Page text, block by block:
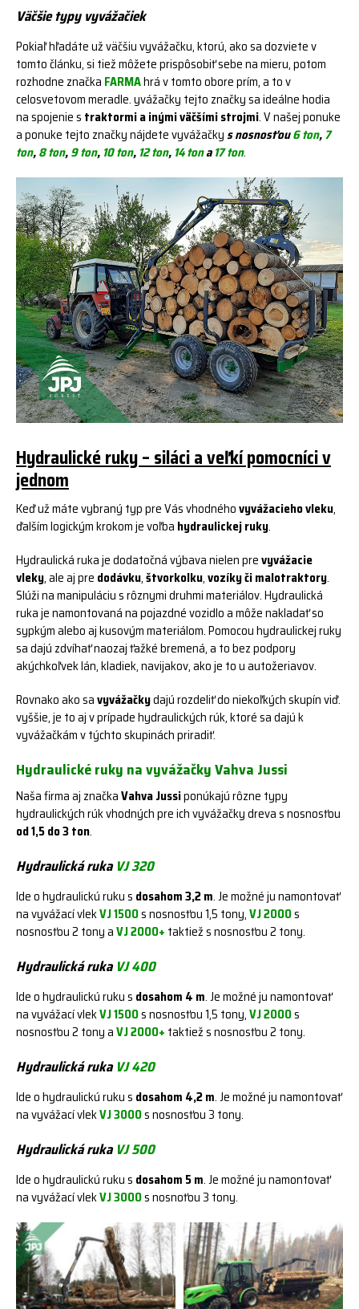
Väčšie typy vyvážačiek
Pokiaľ hľadáte už väčšiu vyvážačku, ktorú, ako sa dozviete v
tomto článku, si tiež môžete prispôsobiť sebe na mieru, potom
rozhodne značka FARMAhrá v tomto obore prím, a to v
celosvetovom meradle. yvážačky tejto značky sa ideálne hodia
na spojenie s traktormi a inými väčšími strojmi. V našej ponuke
a ponuke tejto značky nájdete vyvážačkys nosnosťou6 ton,7
ton,8 ton,9 ton, 10 ton, 12 ton, 14 tona17 ton.
Hydraulické ruky – siláci a veľkí pomocníci v
jednom
Keď už máte vybraný typ pre Vás vhodnéhovyvážacieho vleku,
ďalším logickým krokom je voľba hydraulickej ruky.
Hydraulická ruka je dodatočná výbava nielen prevyvážacie
vleky, ale aj pre dodávku,štvorkolku,vozíky či malotraktory.
Slúži na manipuláciu s rôznymi druhmi materiálov. Hydraulická
ruka je namontovaná na pojazdné vozidlo a môže nakladať so
sypkým alebo aj kusovým materiálom. Pomocou hydraulickej ruky
sa dajú zdvíhať naozaj ťažké bremená, a to bez podpory
akýchkoľvek lán, kladiek, navijakov, ako je to u autožeriavov.
Rovnako ako savyvážačkydajú rozdeliť do niekoľkých skupín viď.
vyššie, je to aj v prípade hydraulických rúk, ktoré sa dajú k
vyvážačkám v týchto skupinách priradiť.
Hydraulické ruky na vyvážačky Vahva Jussi
Naša firma aj značkaVahva Jussiponúkajú rôzne typy
hydraulických rúk vhodných pre ich vyvážačky dreva s nosnosťou
od 1,5 do 3 ton.
Hydraulická rukaVJ 320
Ide o hydraulickú ruku s dosahom 3,2 m. Je možné ju namontovať
na vyvážací vlekVJ 1500s nosnosťou 1,5 tony,VJ 2000s
nosnosťou 2 tony aVJ 2000+ taktiež s nosnosťou 2 tony.
Hydraulická rukaVJ 400
Ide o hydraulickú ruku s dosahom 4 m. Je možné ju namontovať
na vyvážací vlekVJ 1500s nosnosťou 1,5 tony,VJ 2000s
nosnosťou 2 tony aVJ 2000+ taktiež s nosnosťou 2 tony.
Hydraulická rukaVJ 420
Ide o hydraulickú ruku s dosahom 4,2 m. Je možné ju namontovať
na vyvážací vlekVJ 3000s nosnosťou 3 tony.
Hydraulická rukaVJ 500
Ide o hydraulickú ruku s dosahom 5 m. Je možné ju namontovať
na vyvážací vlekVJ 3000s nosnoťou 3 tony.